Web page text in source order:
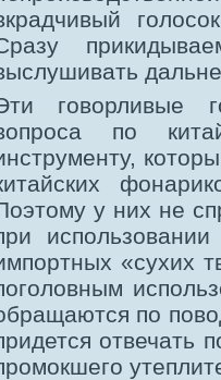
говорливые
по
у них не
«сухих
по
отвечать